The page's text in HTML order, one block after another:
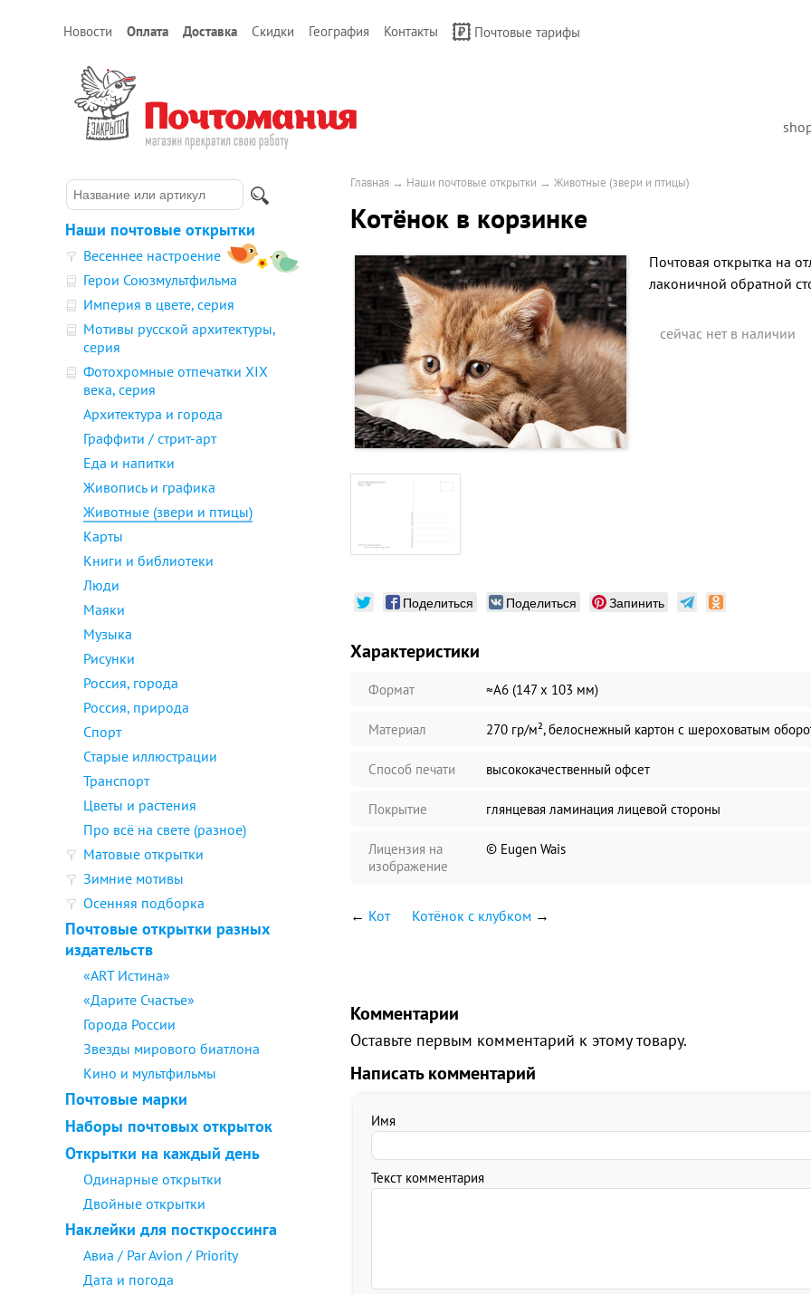
Новости Оплата Доставка Скидки География Контакты Почтовые тарифы
Наши почтовые открытки
Весеннее настроение
Герои Союзмультфильма
Империя в цвете, серия
Мотивы русской архитектуры,
серия
Фотохромные отпечатки XIX
века, серия
Архитектура и города
Граффити / стрит-арт
Еда и напитки
Живопись и графика
Животные (звери и птицы)
Карты
Книги и библиотеки
Люди
Маяки
Музыка
Рисунки
Россия, города
Россия, природа
Спорт
Старые иллюстрации
Транспорт
Цветы и растения
Про всё на свете (разное)
Матовые открытки
Зимние мотивы
Осенняя подборка
Почтовые открытки разных
издательств
«ART Истина»
«Дарите Счастье»
Города России
Звезды мирового биатлона
Кино и мультфильмы
Почтовые марки
Наборы почтовых открыток
Открытки на каждый день
Одинарные открытки
Двойные открытки
Наклейки для посткроссинга
Авиа / Par Avion / Priority
Дата и погода
Главная → Наши почтовые открытки → Животные (звери и птицы)
Котёнок в корзинке
Почтовая открытка на
лаконичной обратной
сейчас нет в наличии
Поделиться Поделиться Запинить
Характеристики
Формат ≈А6 (147 х 103 мм)
Материал 270 гр/м², белоснежный картон с шероховатым
Способ печати высококачественный офсет
Покрытие глянцевая ламинация лицевой стороны
Лицензия на
изображение
© Eugen Wais
← Кот Котёнок с клубком →
Комментарии
Оставьте первым комментарий к этому товару.
Написать комментарий
Имя
Текст комментария